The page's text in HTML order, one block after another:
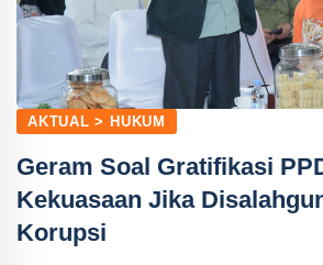
AKTUAL > HUKUM
Geram Soal Gratifikasi
Kekuasaan Jika
Korupsi